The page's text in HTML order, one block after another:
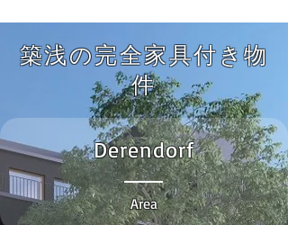
築浅の完全家具付き物
件
Derendorf
Area